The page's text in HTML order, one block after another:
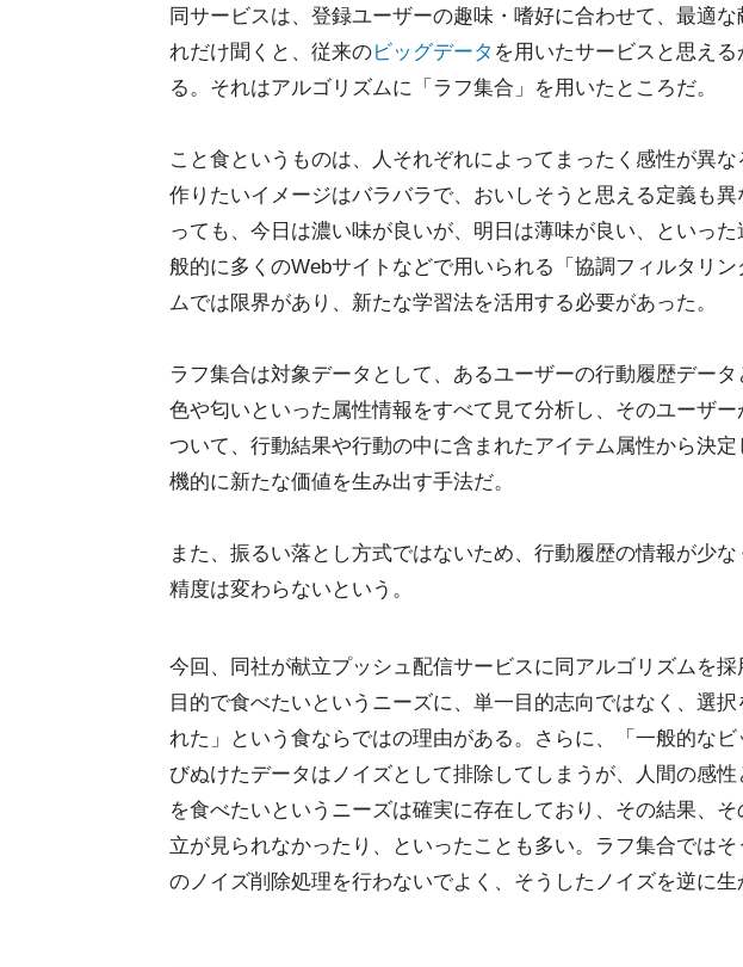
同サービスは、登録ユーザーの趣味・嗜好に合わせて、最適
れだけ聞くと、従来のビッグデータ を用いたサービスと思え
る。それはアルゴリズムに「ラフ集合」を用いたところだ。
こと食というものは、人それぞれによってまったく感性が異な
作りたいイメージはバラバラで、おいしそうと思える定義も
っても、今日は濃い味が良いが、明日は薄味が良い、といっ
般的に多くのWebサイトなどで用いられる「協調フィルタリ
ムでは限界があり、新たな学習法を活用する必要があった。
ラフ集合は対象データとして、あるユーザーの行動履歴デー
色や匂いといった属性情報をすべて見て分析し、そのユーザ
ついて、行動結果や行動の中に含まれたアイテム属性から決
機的に新たな価値を生み出す手法だ。
また、振るい落とし方式ではないため、行動履歴の情報が少
精度は変わらないという。
今回、同社が献立プッシュ配信サービスに同アルゴリズムを
目的で食べたいというニーズに、単一目的志向ではなく、選
れた」という食ならではの理由がある。さらに、「一般的な
びぬけたデータはノイズとして排除してしまうが、人間の感
を食べたいというニーズは確実に存在しており、その結果、
立が見られなかったり、といったことも多い。ラフ集合では
のノイズ削除処理を行わないでよく、そうしたノイズを逆に生